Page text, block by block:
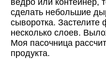
ведро или контейнер,
сделать небольшие
сыворотка.
несколько слоев.
Моя пасочница
продукта.